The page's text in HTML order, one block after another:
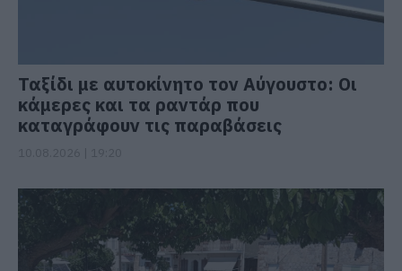
Ταξίδι με αυτοκίνητο τον Αύγουστο: Οι
κάμερες και τα ραντάρ που
καταγράφουν τις παραβάσεις